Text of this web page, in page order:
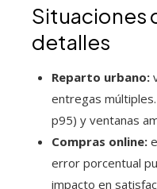
Situaciones
detalles
Reparto urbano:
entregas
p95) y ventanas
Compras online:
error porcentual
impacto en